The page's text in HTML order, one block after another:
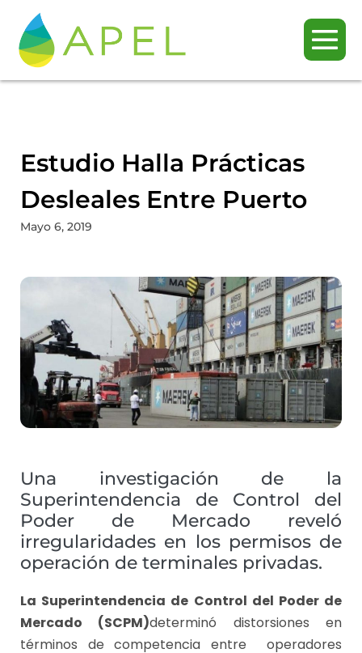
Estudio Halla Prácticas
Desleales Entre Puerto
Mayo 6, 2019
Una investigación de la
Superintendencia de Control del
Poder de Mercado reveló
irregularidades en los permisos de
operación de terminales privadas.
La Superintendencia de Control del Poder de
Mercado (SCPM)determinó distorsiones en
términos de competencia entre operadores